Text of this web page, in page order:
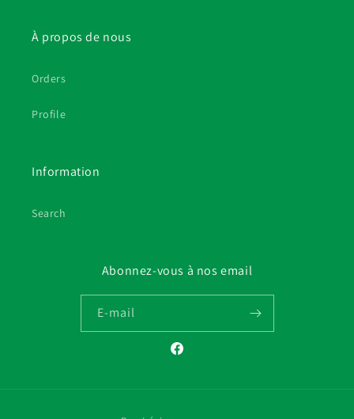
À propos de nous
Orders
Profile
Information
Search
Abonnez-vous à nos email
E-mail
Facebook